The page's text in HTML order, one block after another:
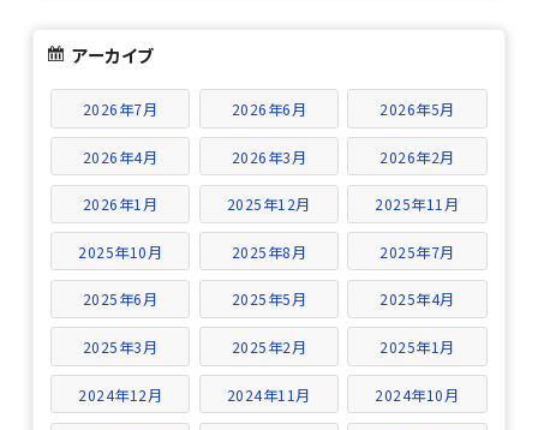
アーカイブ
2026年7月 2026年6月 2026年5月
2026年4月 2026年3月 2026年2月
2026年1月 2025年12月 2025年11月
2025年10月 2025年8月 2025年7月
2025年6月 2025年5月 2025年4月
2025年3月 2025年2月 2025年1月
2024年12月 2024年11月 2024年10月